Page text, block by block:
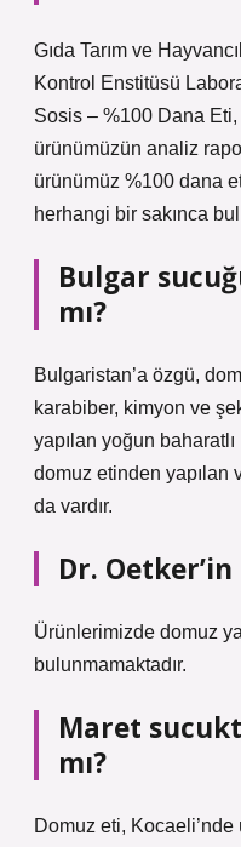
Gıda Tarım ve
Kontrol Enstitüsü
Sosis – %100 Dana Eti,
ürünümüzün analiz
ürünümüz %100 dana
herhangi bir sakınca
Bulgar
mı?
Bulgaristan’a özgü,
karabiber, kimyon ve
yapılan yoğun
domuz etinden yapılan
da vardır.
Dr.
Ürünlerimizde domuz
bulunmamaktadır.
Maret
mı?
Domuz eti,